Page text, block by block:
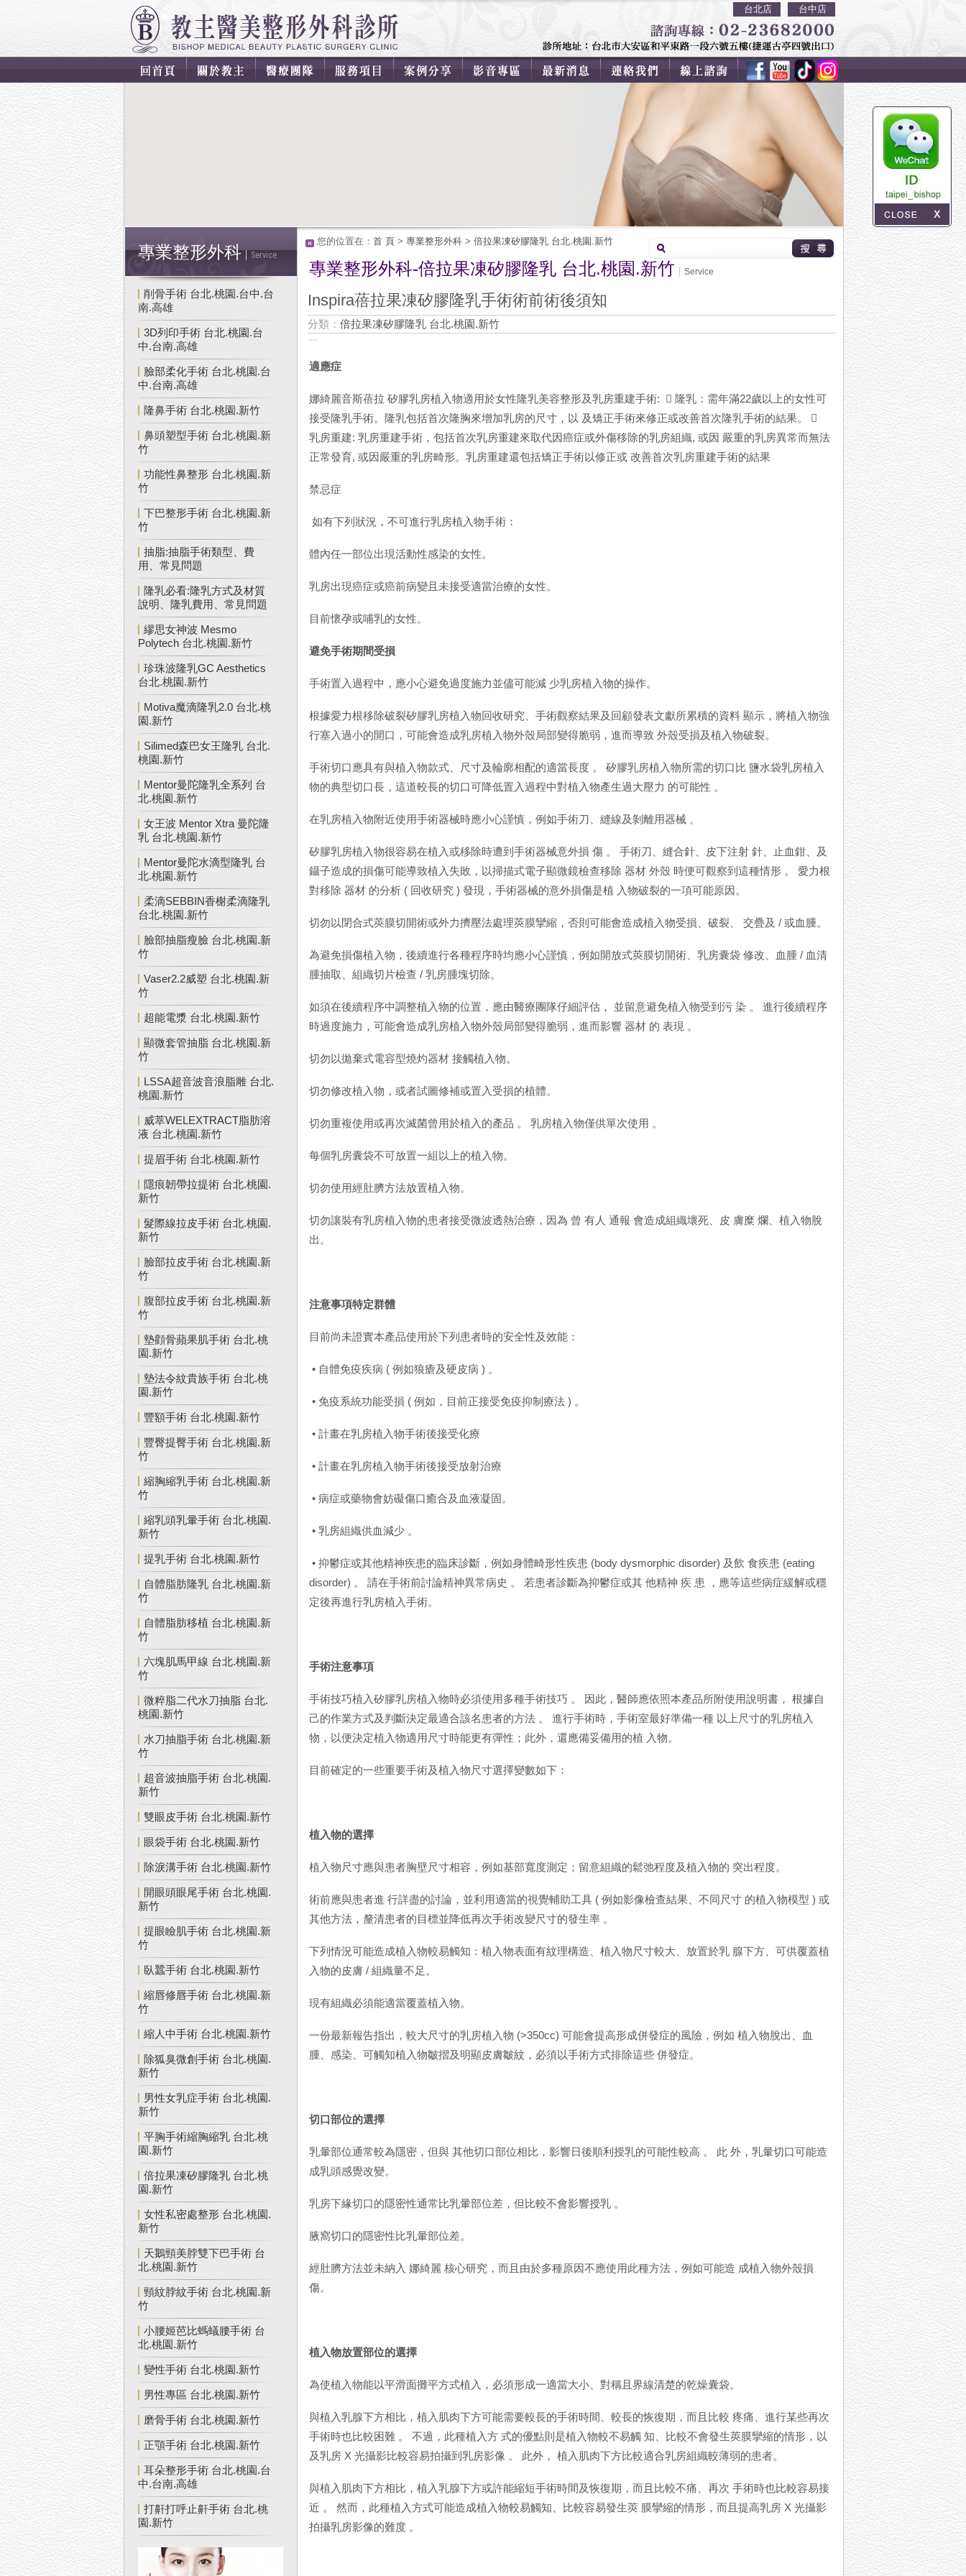
台北店 台中店
專業整形外科 Service
削骨手術 台北.桃園.台中.台
南.高雄
3D列印手術 台北.桃園.台
中.台南.高雄
臉部柔化手術 台北.桃園.台
中.台南.高雄
隆鼻手術 台北.桃園.新竹
鼻頭塑型手術 台北.桃園.新
竹
功能性鼻整形 台北.桃園.新
竹
下巴整形手術 台北.桃園.新
竹
抽脂:抽脂手術類型、費
用、常見問題
隆乳必看:隆乳方式及材質
說明、隆乳費用、常見問題
繆思女神波 Mesmo
Polytech 台北.桃園.新竹
珍珠波隆乳GC Aesthetics
台北.桃園.新竹
Motiva魔滴隆乳2.0 台北.桃
園.新竹
Silimed森巴女王隆乳 台北.
桃園.新竹
Mentor曼陀隆乳全系列 台
北.桃園.新竹
女王波 Mentor Xtra 曼陀隆
乳 台北.桃園.新竹
Mentor曼陀水滴型隆乳 台
北.桃園.新竹
柔滴SEBBIN香榭柔滴隆乳
台北.桃園.新竹
臉部抽脂瘦臉 台北.桃園.新
竹
Vaser2.2威塑 台北.桃園.新
竹
超能電漿 台北.桃園.新竹
顯微套管抽脂 台北.桃園.新
竹
LSSA超音波音浪脂雕 台北.
桃園.新竹
威萃WELEXTRACT脂肪溶
液 台北.桃園.新竹
提眉手術 台北.桃園.新竹
隱痕韌帶拉提術 台北.桃園.
新竹
髮際線拉皮手術 台北.桃園.
新竹
臉部拉皮手術 台北.桃園.新
竹
腹部拉皮手術 台北.桃園.新
竹
墊顴骨蘋果肌手術 台北.桃
園.新竹
墊法令紋貴族手術 台北.桃
園.新竹
豐額手術 台北.桃園.新竹
豐臀提臀手術 台北.桃園.新
竹
縮胸縮乳手術 台北.桃園.新
竹
縮乳頭乳暈手術 台北.桃園.
新竹
提乳手術 台北.桃園.新竹
自體脂肪隆乳 台北.桃園.新
竹
自體脂肪移植 台北.桃園.新
竹
六塊肌馬甲線 台北.桃園.新
竹
微粹脂二代水刀抽脂 台北.
桃園.新竹
水刀抽脂手術 台北.桃園.新
竹
超音波抽脂手術 台北.桃園.
新竹
雙眼皮手術 台北.桃園.新竹
眼袋手術 台北.桃園.新竹
除淚溝手術 台北.桃園.新竹
開眼頭眼尾手術 台北.桃園.
新竹
提眼瞼肌手術 台北.桃園.新
竹
臥蠶手術 台北.桃園.新竹
縮唇修唇手術 台北.桃園.新
竹
縮人中手術 台北.桃園.新竹
除狐臭微創手術 台北.桃園.
新竹
男性女乳症手術 台北.桃園.
新竹
平胸手術縮胸縮乳 台北.桃
園.新竹
倍拉果凍矽膠隆乳 台北.桃
園.新竹
女性私密處整形 台北.桃園.
新竹
天鵝頸美脖雙下巴手術 台
北.桃園.新竹
頸紋脖紋手術 台北.桃園.新
竹
小腰姬芭比螞蟻腰手術 台
北.桃園.新竹
變性手術 台北.桃園.新竹
男性專區 台北.桃園.新竹
磨骨手術 台北.桃園.新竹
正顎手術 台北.桃園.新竹
耳朵整形手術 台北.桃園.台
中.台南.高雄
打鼾打呼止鼾手術 台北.桃
園.新竹
您的位置在： 首 頁 > 專業整形外科 > 倍拉果凍矽膠隆乳 台北.桃園.新竹
專業整形外科-倍拉果凍矽膠隆乳 台北.桃園.新竹 Service
Inspira蓓拉果凍矽膠隆乳手術術前術後須知
分類： 倍拉果凍矽膠隆乳 台北.桃園.新竹
適應症
娜綺麗音斯蓓拉 矽膠乳房植入物適用於女性隆乳美容整形及乳房重建手術:  隆乳：需年滿22歲以上的女性可
接受隆乳手術。隆乳包括首次隆胸來增加乳房的尺寸，以 及矯正手術來修正或改善首次隆乳手術的結果。 
乳房重建: 乳房重建手術，包括首次乳房重建來取代因癌症或外傷移除的乳房組織, 或因 嚴重的乳房異常而無法
正常發育, 或因嚴重的乳房畸形。乳房重建還包括矯正手術以修正或 改善首次乳房重建手術的結果
禁忌症
如有下列狀況，不可進行乳房植入物手術：
體內任一部位出現活動性感染的女性。
乳房出現癌症或癌前病變且未接受適當治療的女性。
目前懷孕或哺乳的女性。
避免手術期間受損
手術置入過程中，應小心避免過度施力並儘可能減 少乳房植入物的操作。
根據愛力根移除破裂矽膠乳房植入物回收研究、手術觀察結果及回顧發表文獻所累積的資料 顯示，將植入物強
行塞入過小的開口，可能會造成乳房植入物外殼局部變得脆弱，進而導致 外殼受損及植入物破裂。
手術切口應具有與植入物款式、尺寸及輪廓相配的適當長度 。 矽膠乳房植入物所需的切口比 鹽水袋乳房植入
物的典型切口長，這道較長的切口可降低置入過程中對植入物產生過大壓力 的可能性 。
在乳房植入物附近使用手術器械時應小心謹慎，例如手術刀、縫線及剝離用器械 。
矽膠乳房植入物很容易在植入或移除時遭到手術器械意外損 傷 。 手術刀、縫合針、皮下注射 針、止血鉗、及
鑷子造成的損傷可能導致植入失敗，以掃描式電子顯微鏡檢查移除 器材 外殼 時便可觀察到這種情形 。 愛力根
對移除 器材 的分析 ( 回收研究 ) 發現，手術器械的意外損傷是植 入物破裂的一項可能原因。
切勿以閉合式莢膜切開術或外力擠壓法處理莢膜攣縮，否則可能會造成植入物受損、破裂、 交疊及 / 或血腫。
為避免損傷植入物，後續進行各種程序時均應小心謹慎，例如開放式莢膜切開術、乳房囊袋 修改、血腫 / 血清
腫抽取、組織切片檢查 / 乳房腫塊切除。
如須在後續程序中調整植入物的位置，應由醫療團隊仔細評估， 並留意避免植入物受到污 染 。 進行後續程序
時過度施力，可能會造成乳房植入物外殼局部變得脆弱，進而影響 器材 的 表現 。
切勿以拋棄式電容型燒灼器材 接觸植入物。
切勿修改植入物，或者試圖修補或置入受損的植體。
切勿重複使用或再次滅菌曾用於植入的產品 。 乳房植入物僅供單次使用 。
每個乳房囊袋不可放置一組以上的植入物。
切勿使用經肚臍方法放置植入物。
切勿讓裝有乳房植入物的患者接受微波透熱治療，因為 曾 有人 通報 會造成組織壞死、皮 膚糜 爛、植入物脫
出。
注意事項特定群體
目前尚未證實本產品使用於下列患者時的安全性及效能：
• 自體免疫疾病 ( 例如狼瘡及硬皮病 ) 。
• 免疫系統功能受損 ( 例如，目前正接受免疫抑制療法 ) 。
• 計畫在乳房植入物手術後接受化療
• 計畫在乳房植入物手術後接受放射治療
• 病症或藥物會妨礙傷口癒合及血液凝固。
• 乳房組織供血減少 。
• 抑鬱症或其他精神疾患的臨床診斷，例如身體畸形性疾患 (body dysmorphic disorder) 及飲 食疾患 (eating
disorder) 。 請在手術前討論精神異常病史 。 若患者診斷為抑鬱症或其 他精神 疾 患 ，應等這些病症緩解或穩
定後再進行乳房植入手術。
手術注意事項
手術技巧植入矽膠乳房植入物時必須使用多種手術技巧 。 因此，醫師應依照本產品所附使用說明書， 根據自
己的作業方式及判斷決定最適合該名患者的方法 。 進行手術時，手術室最好準備一種 以上尺寸的乳房植入
物，以便決定植入物適用尺寸時能更有彈性；此外，還應備妥備用的植 入物。
目前確定的一些重要手術及植入物尺寸選擇變數如下：
植入物的選擇
植入物尺寸應與患者胸壁尺寸相容，例如基部寬度測定；留意組織的鬆弛程度及植入物的 突出程度。
術前應與患者進 行詳盡的討論，並利用適當的視覺輔助工具 ( 例如影像檢查結果、不同尺寸 的植入物模型 ) 或
其他方法，釐清患者的目標並降低再次手術改變尺寸的發生率 。
下列情況可能造成植入物較易觸知：植入物表面有紋理構造、植入物尺寸較大、放置於乳 腺下方、可供覆蓋植
入物的皮膚 / 組織量不足。
現有組織必須能適當覆蓋植入物。
一份最新報告指出，較大尺寸的乳房植入物 (>350cc) 可能會提高形成併發症的風險，例如 植入物脫出、血
腫、感染、可觸知植入物皺摺及明顯皮膚皺紋，必須以手術方式排除這些 併發症。
切口部位的選擇
乳暈部位通常較為隱密，但與 其他切口部位相比，影響日後順利授乳的可能性較高 。 此 外，乳暈切口可能造
成乳頭感覺改變。
乳房下緣切口的隱密性通常比乳暈部位差，但比較不會影響授乳 。
腋窩切口的隱密性比乳暈部位差。
經肚臍方法並未納入 娜綺麗 核心研究，而且由於多種原因不應使用此種方法，例如可能造 成植入物外殼損
傷。
植入物放置部位的選擇
為使植入物能以平滑面攤平方式植入，必須形成一適當大小、對稱且界線清楚的乾燥囊袋。
與植入乳腺下方相比，植入肌肉下方可能需要較長的手術時間、較長的恢復期，而且比較 疼痛、進行某些再次
手術時也比較困難 。 不過，此種植入方 式的優點則是植入物較不易觸 知、比較不會發生莢膜攣縮的情形，以
及乳房 X 光攝影比較容易拍攝到乳房影像 。 此外， 植入肌肉下方比較適合乳房組織較薄弱的患者。
與植入肌肉下方相比，植入乳腺下方或許能縮短手術時間及恢復期，而且比較不痛、再次 手術時也比較容易接
近 。 然而，此種植入方式可能造成植入物較易觸知、比較容易發生莢 膜攣縮的情形，而且提高乳房 X 光攝影
拍攝乳房影像的難度 。